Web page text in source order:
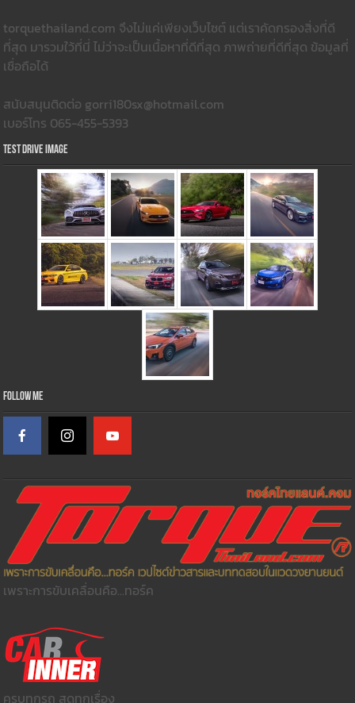
torquethailand.com จึงไม่แค่เพียงเว็บไซต์ แต่เราคัดกรองสิ่งที่ดี
ที่สุด มารวมใว้ที่นี่ ไม่ว่าจะเป็นเนื้อหาที่ดีที่สุด ภาพถ่ายที่ดีที่สุด ข้อมูลที่
เชื่อถือได้
สนับสนุนติดต่อ gorri180sx@hotmail.com
เบอร์โทร 065-455-5393
Test Drive Image
Follow Me
เพราะการขับเคลื่อนคือ...ทอร์ค
ครบทุกรถ สดทุกเรื่อง